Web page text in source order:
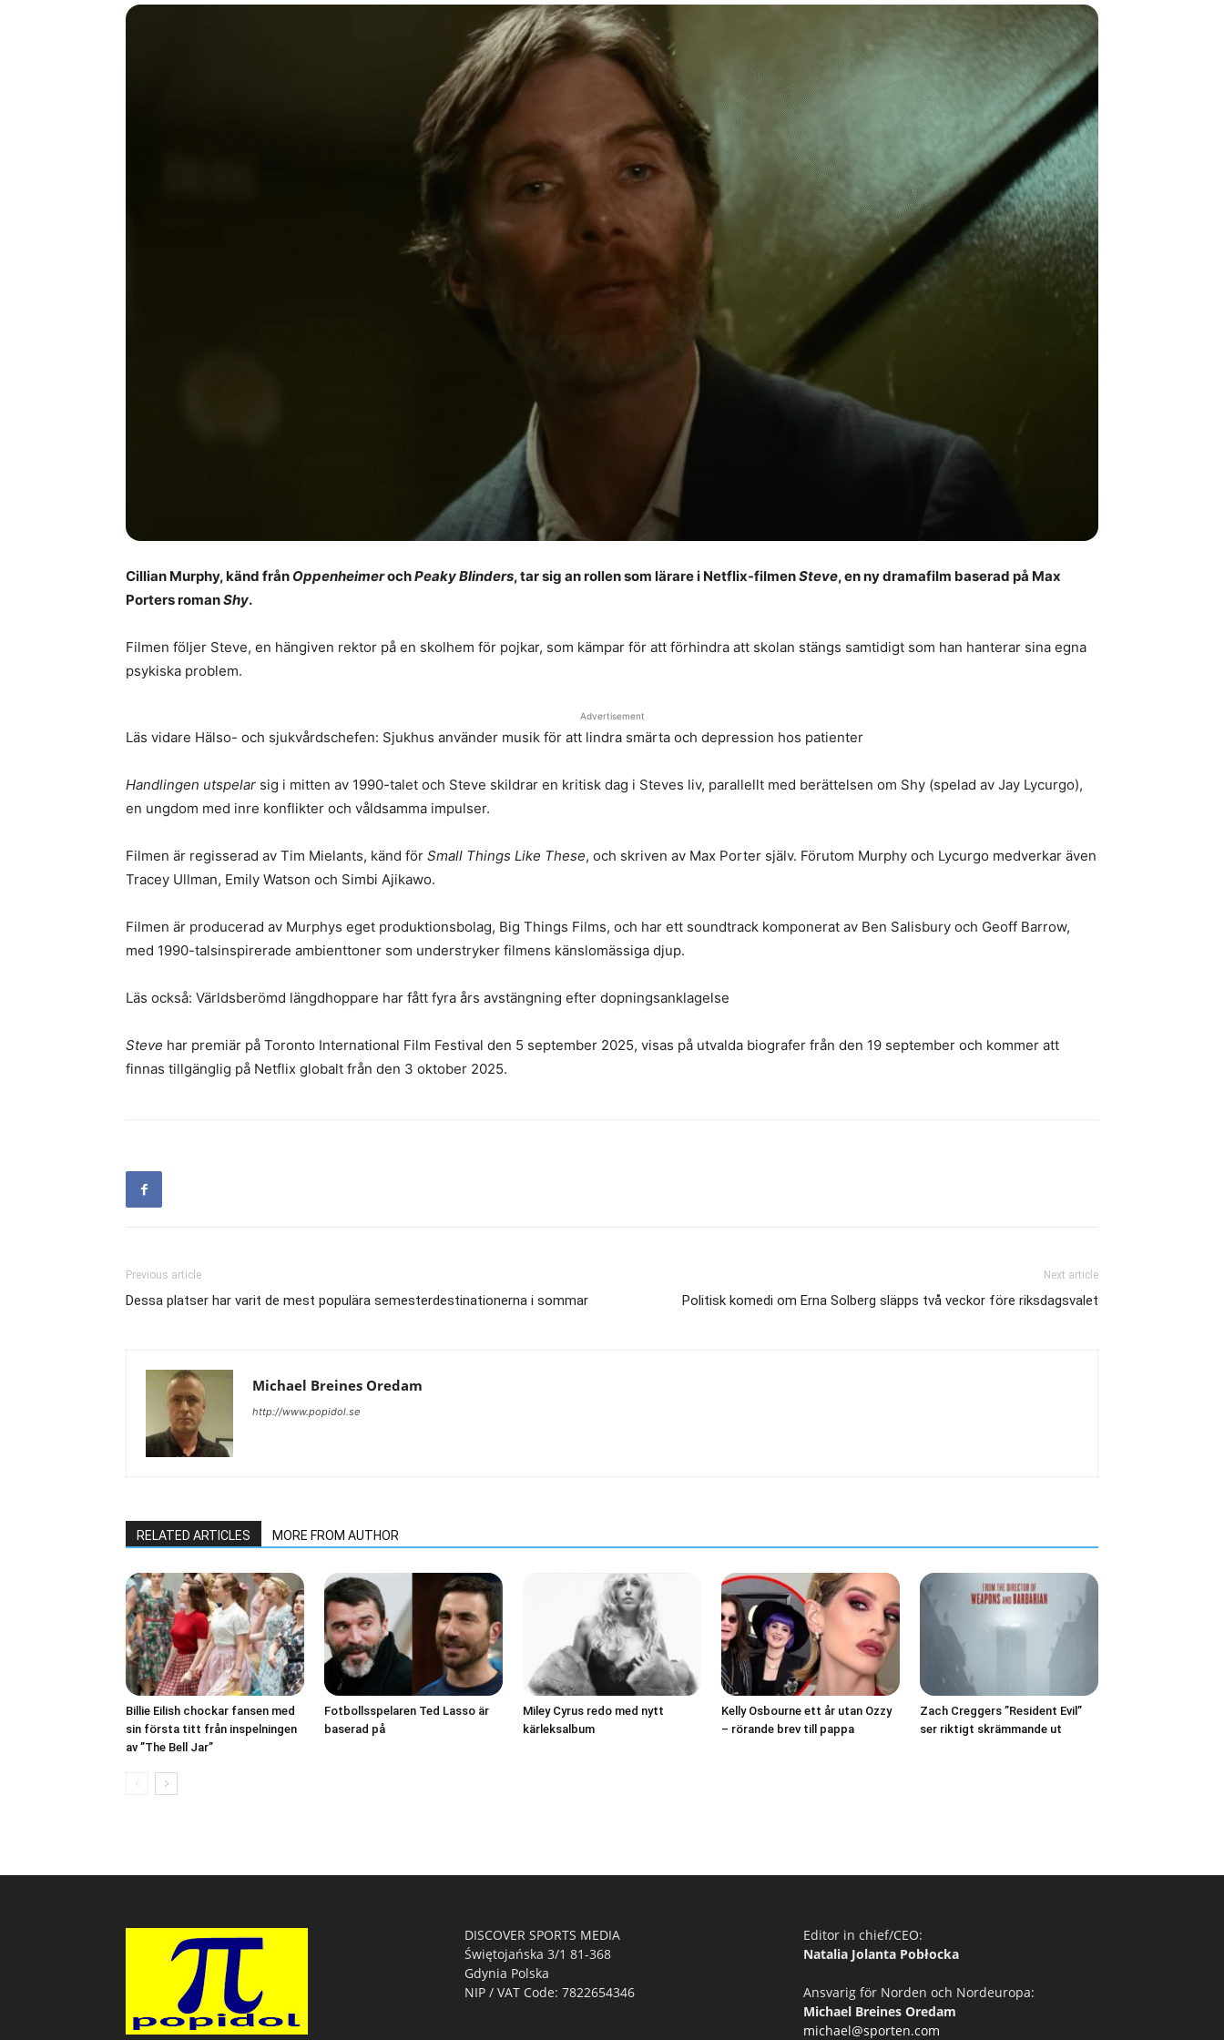
Cillian Murphy, känd från OppenheimerochPeaky Blinders, tar sig an rollen som lärare i Netflix-filmenSteve, en ny dramafilm baserad på Max
Porters romanShy.
Filmen följer Steve, en hängiven rektor på en skolhem för pojkar, som kämpar för att förhindra att skolan stängs samtidigt som han hanterar sina egna
psykiska problem.
Advertisement
Läs vidare Hälso- och sjukvårdschefen: Sjukhus använder musik för att lindra smärta och depression hos patienter
Handlingen utspelar sig i mitten av 1990-talet och Steve skildrar en kritisk dag i Steves liv, parallellt med berättelsen om Shy (spelad av Jay Lycurgo),
en ungdom med inre konflikter och våldsamma impulser.
Filmen är regisserad av Tim Mielants, känd för Small Things Like These, och skriven av Max Porter själv. Förutom Murphy och Lycurgo medverkar även
Tracey Ullman, Emily Watson och Simbi Ajikawo.
Filmen är producerad av Murphys eget produktionsbolag, Big Things Films, och har ett soundtrack komponerat av Ben Salisbury och Geoff Barrow,
med 1990-talsinspirerade ambienttoner som understryker filmens känslomässiga djup.
Läs också: Världsberömd längdhoppare har fått fyra års avstängning efter dopningsanklagelse
Steve har premiär på Toronto International Film Festival den 5 september 2025, visas på utvalda biografer från den 19 september och kommer att
finnas tillgänglig på Netflix globalt från den 3 oktober 2025.
Previous article
Dessa platser har varit de mest populära semesterdestinationerna i sommar
Next article
Politisk komedi om Erna Solberg släpps två veckor före riksdagsvalet
Michael Breines Oredam
http://www.popidol.se
RELATED ARTICLES MORE FROM AUTHOR
Billie Eilish chockar fansen med
sin första titt från inspelningen
av ”The Bell Jar”
Fotbollsspelaren Ted Lasso är
baserad på
Miley Cyrus redo med nytt
kärleksalbum
Kelly Osbourne ett år utan Ozzy
– rörande brev till pappa
Zach Creggers ”Resident Evil”
ser riktigt skrämmande ut
DISCOVER SPORTS MEDIA
Świętojańska 3/1 81-368
Gdynia Polska
NIP / VAT Code: 7822654346
Editor in chief/CEO:
Natalia Jolanta Pobłocka
Ansvarig för Norden och Nordeuropa:
Michael Breines Oredam
michael@sporten.com